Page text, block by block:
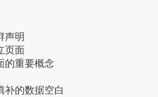
声明
页面
的重要概念
的数据空白